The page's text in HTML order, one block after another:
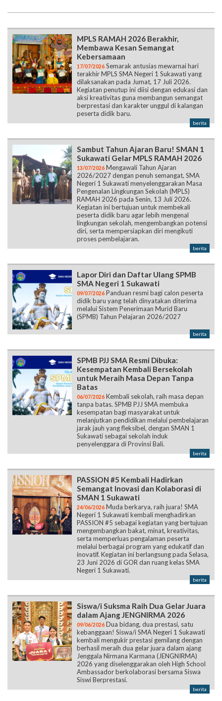
MPLS RAMAH 2026 Berakhir,
Membawa Kesan Semangat
Kebersamaan
17/07/2026 Semarak antusias mewarnai hari
terakhir MPLS SMA Negeri 1 Sukawati yang
dilaksanakan pada Jumat, 17 Juli 2026.
Kegiatan penutup ini diisi dengan edukasi dan
aksi kreativitas guna membangun semangat
berprestasi dan karakter unggul di kalangan
peserta didik baru.
berita
Sambut Tahun Ajaran Baru! SMAN 1
Sukawati Gelar MPLS RAMAH 2026
13/07/2026 Mengawali Tahun Ajaran
2026/2027 dengan penuh semangat, SMA
Negeri 1 Sukawati menyelenggarakan Masa
Pengenalan Lingkungan Sekolah (MPLS)
RAMAH 2026 pada Senin, 13 Juli 2026.
Kegiatan ini bertujuan untuk membekali
peserta didik baru agar lebih mengenal
lingkungan sekolah, mengembangkan potensi
diri, serta mempersiapkan diri mengikuti
proses pembelajaran.
berita
Lapor Diri dan Daftar Ulang SPMB
SMA Negeri 1 Sukawati
09/07/2026 Panduan resmi bagi calon peserta
didik baru yang telah dinyatakan diterima
melalui Sistem Penerimaan Murid Baru
(SPMB) Tahun Pelajaran 2026/2027
berita
SPMB PJJ SMA Resmi Dibuka:
Kesempatan Kembali Bersekolah
untuk Meraih Masa Depan Tanpa
Batas
06/07/2026 Kembali sekolah, raih masa depan
tanpa batas. SPMB PJJ SMA membuka
kesempatan bagi masyarakat untuk
melanjutkan pendidikan melalui pembelajaran
jarak jauh yang fleksibel, dengan SMAN 1
Sukawati sebagai sekolah induk
penyelenggara di Provinsi Bali.
berita
PASSION #5 Kembali Hadirkan
Semangat Inovasi dan Kolaborasi di
SMAN 1 Sukawati
24/06/2026 Muda berkarya, raih juara! SMA
Negeri 1 Sukawati kembali menghadirkan
PASSION #5 sebagai kegiatan yang bertujuan
mengembangkan bakat, minat, kreativitas,
serta memperluas pengalaman peserta
melalui berbagai program yang edukatif dan
inovatif. Kegiatan ini berlangsung pada Selasa,
23 Juni 2026 di GOR dan ruang kelas SMA
Negeri 1 Sukawati.
berita
Siswa/i Suksma Raih Dua Gelar Juara
dalam Ajang JENGNIRMA 2026
09/06/2026 Dua bidang, dua prestasi, satu
kebanggaan! Siswa/i SMA Negeri 1 Sukawati
kembali mengukir prestasi gemilang dengan
berhasil meraih dua gelar juara dalam ajang
Jenggala Nirmana Karmana (JENGNIRMA)
2026 yang diselenggarakan oleh High School
Ambassador berkolaborasi bersama Siswa
Siswi Berprestasi.
berita